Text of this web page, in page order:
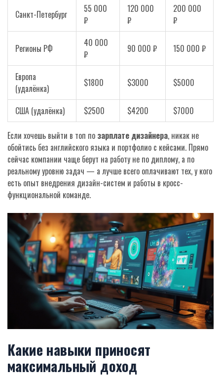
Санкт-Петербург
55 000
₽
120 000
₽
200 000
₽
Регионы РФ
40 000
₽
90 000 ₽ 150 000 ₽
Европа
(удалёнка)
$1800 $3000 $5000
США (удалёнка) $2500 $4200 $7000
Если хочешь выйти в топ по зарплате дизайнера, никак не
обойтись без английского языка и портфолио с кейсами. Прямо
сейчас компании чаще берут на работу не по диплому, а по
реальному уровню задач — а лучше всего оплачивают тех, у кого
есть опыт внедрения дизайн-систем и работы в кросс-
функциональной команде.
Какие навыки приносят
максимальный доход